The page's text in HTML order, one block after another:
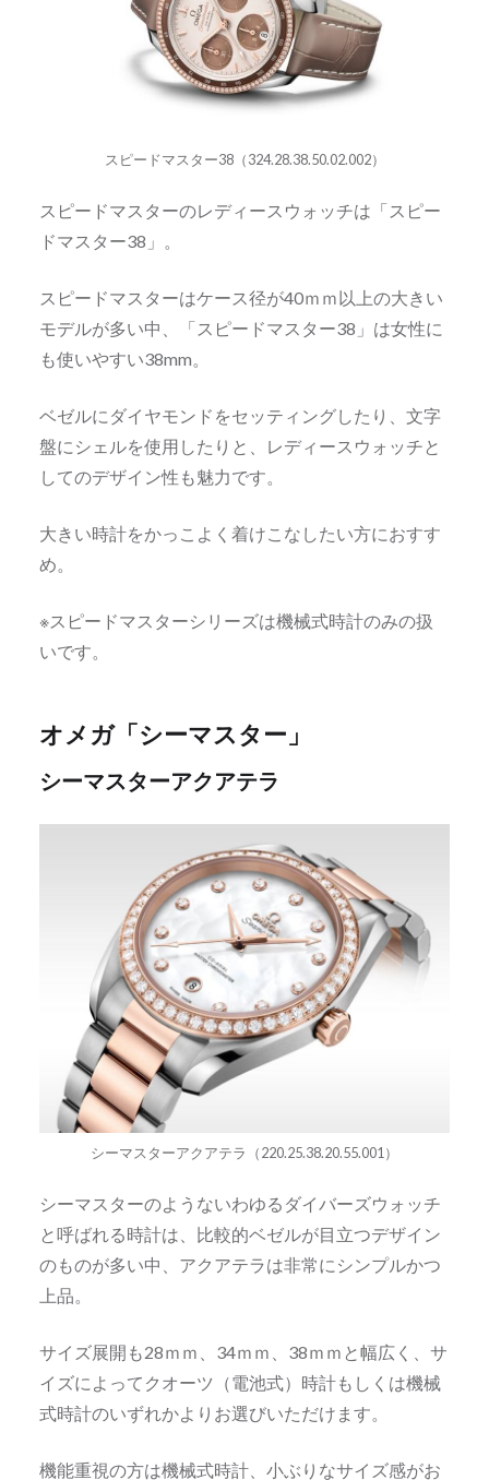
スピードマスター38（324.28.38.50.02.002）
スピードマスターのレディースウォッチは「スピー
ドマスター38」。
スピードマスターはケース径が40ｍｍ以上の大きい
モデルが多い中、「スピードマスター38」は女性に
も使いやすい38mm。
ベゼルにダイヤモンドをセッティングしたり、文字
盤にシェルを使用したりと、レディースウォッチと
してのデザイン性も魅力です。
大きい時計をかっこよく着けこなしたい方におすす
め。
※スピードマスターシリーズは機械式時計のみの扱
いです。
オメガ「シーマスター」
シーマスターアクアテラ
シーマスターアクアテラ（220.25.38.20.55.001）
シーマスターのようないわゆるダイバーズウォッチ
と呼ばれる時計は、比較的ベゼルが目立つデザイン
のものが多い中、アクアテラは非常にシンプルかつ
上品。
サイズ展開も28ｍｍ、34ｍｍ、38ｍｍと幅広く、サ
イズによってクオーツ（電池式）時計もしくは機械
式時計のいずれかよりお選びいただけます。
機能重視の方は機械式時計、小ぶりなサイズ感がお